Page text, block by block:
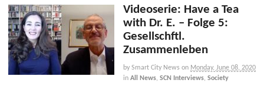
Videoserie: Have a Tea
with Dr. E. – Folge 5:
Gesellschftl.
Zusammenleben
by Smart City News on Monday, June 08, 2020
in All News, SCN Interviews, Society